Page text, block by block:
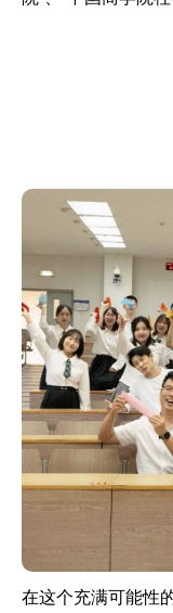
在这个充满可能性